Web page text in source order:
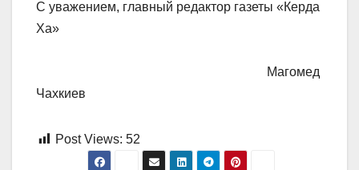
С уважением, главный редактор газеты «Керда
Ха»
Магомед
Чахкиев
Post Views: 52